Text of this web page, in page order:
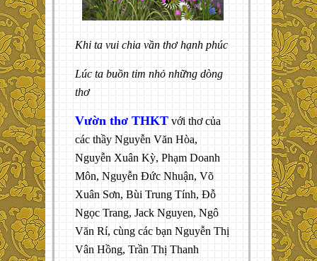
Khi ta vui chia vần thơ hạnh phúc
Lúc ta buồn tim nhỏ những dòng
thơ
Vườn thơ THKT với thơ của
các thầy Nguyễn Văn Hòa,
Nguyễn Xuân Kỳ, Phạm Doanh
Môn, Nguyễn Đức Nhuận, Võ
Xuân Sơn, Bùi Trung Tính, Đỗ
Ngọc Trang, Jack Nguyen, Ngô
Văn Rí, cùng các bạn Nguyễn Thị
Vân Hồng, Trần Thị Thanh